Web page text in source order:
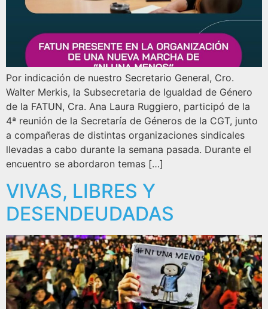
Por indicación de nuestro Secretario General, Cro.
Walter Merkis, la Subsecretaria de Igualdad de Género
de la FATUN, Cra. Ana Laura Ruggiero, participó de la
4ª reunión de la Secretaría de Géneros de la CGT, junto
a compañeras de distintas organizaciones sindicales
llevadas a cabo durante la semana pasada. Durante el
encuentro se abordaron temas […]
VIVAS, LIBRES Y
DESENDEUDADAS